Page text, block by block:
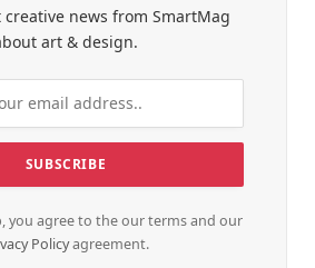
creative news from SmartMag
art & design.
you agree to the our terms and our
Policyagreement.